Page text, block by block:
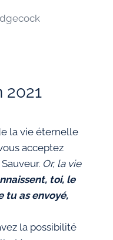
2021
la vie éternelle
acceptez
Or, la vie
toi, le
tu as envoyé,
la possibilité